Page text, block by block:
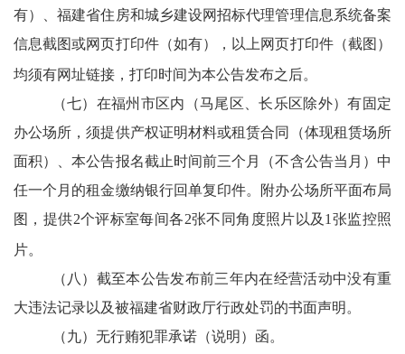
有）、福建省住房和城乡建设网招标代理管理信息系统备案
信息截图或网页打印件（如有），以上网页打印件（截图）
均须有网址链接，打印时间为本公告发布之后。
（七） 在福州市区内（马尾区、长乐区除外）有固定
办公场所，须提供产权证明材料或租赁合同（体现租赁场所
面积）、本公告报名截止时间前三个月（不含公告当月）中
任一个月的租金缴纳银行回单复印件。附办公场所平面布局
图，提供2个评标室每间各2张不同角度照片以及1张监控照
片。
（八）截至本公告发布前三年内在经营活动中没有重
大违法记录以及被福建省财政厅行政处罚的书面声明。
（九）无行贿犯罪承诺（说明）函。